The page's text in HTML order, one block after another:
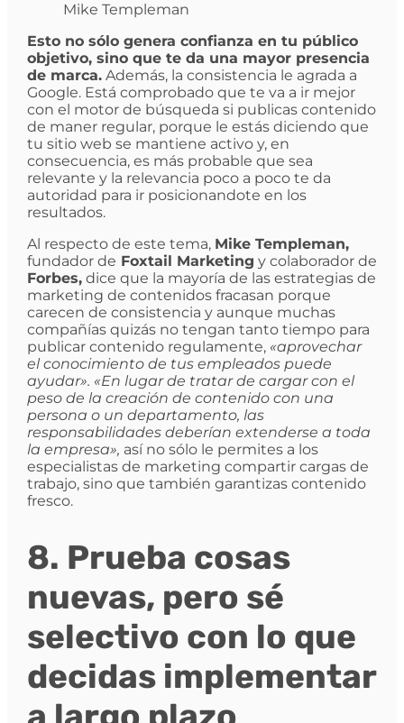
Mike Templeman
Esto no sólo genera confianza en tu público
objetivo, sino que te da una mayor presencia
de marca.Además, la consistencia le agrada a
Google. Está comprobado que te va a ir mejor
con el motor de búsqueda si publicas contenido
de maner regular, porque le estás diciendo que
tu sitio web se mantiene activo y, en
consecuencia, es más probable que sea
relevante y la relevancia poco a poco te da
autoridad para ir posicionandote en los
resultados.
Al respecto de este tema, Mike Templeman,
fundador de Foxtail Marketing y colaborador de
Forbes,dice que la mayoría de las estrategias de
marketing de contenidos fracasan porque
carecen de consistencia y aunque muchas
compañías quizás no tengan tanto tiempo para
publicar contenido regulamente, «aprovechar
el conocimiento de tus empleados puede
ayudar». «En lugar de tratar de cargar con el
peso de la creación de contenido con una
persona o un departamento, las
responsabilidades deberían extenderse a toda
la empresa», así no sólo le permites a los
especialistas de marketing compartir cargas de
trabajo, sino que también garantizas contenido
fresco.
8. Prueba cosas
nuevas, pero sé
selectivo con lo que
decidas implementar